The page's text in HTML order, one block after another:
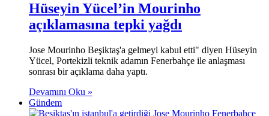
Hüseyin Yücel’in Mourinho
açıklamasına tepki yağdı
Jose Mourinho Beşiktaş'a gelmeyi kabul etti" diyen Hüseyin
Yücel, Portekizli teknik adamın Fenerbahçe ile anlaşması
sonrası bir açıklama daha yaptı.
Devamını Oku »
Gündem